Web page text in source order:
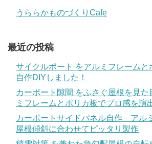
うららかものづくりCafe
最近の投稿
サイクルポート をアルミフレームと
自作DIYしました！
カーポート隙間 をふさぐ屋根を見
ミフレームとポリカ板でプロ感を演
カーポートサイドパネル自作 アル
屋根傾斜に合わせてピッタリ製作